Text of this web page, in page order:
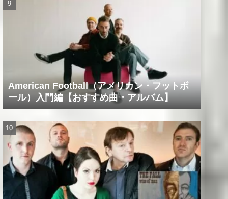
American Football（アメリカン・フットボ
ール）入門編【おすすめ曲・アルバム】